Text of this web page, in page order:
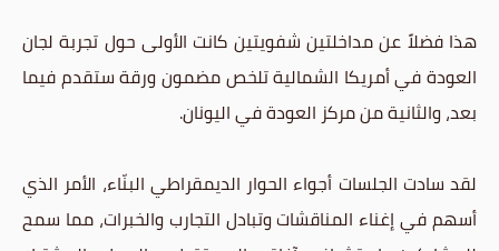
هذا فضلاً عن مداخلتين شفويتين كانت الأولى حول تجربة لجان
العودة في أمريكا الشمالية تلخص مضمون ورقة ستقدم فيما
بعد، والثانية من مركز العودة في اليونان.
لقد سادت الجلسات أجواء الحوار الديمقراطي البنّاء، الأمر الذي
أسهم في إغناء المناقشات وتبادل التجارب والخبرات، مما سمح